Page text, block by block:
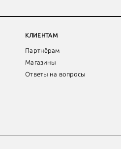
КЛИЕНТАМ
Партнёрам
Магазины
Ответы на вопросы